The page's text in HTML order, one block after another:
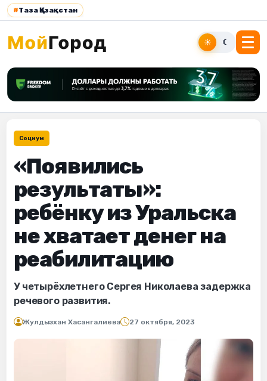
#Таза Қазақстан
☀ ☾
Социум
«Появились
результаты»:
ребёнку из Уральска
не хватает денег на
реабилитацию
У четырёхлетнего Сергея Николаева задержка
речевого развития.
Жулдызхан Хасангалиева 27 октября, 2023